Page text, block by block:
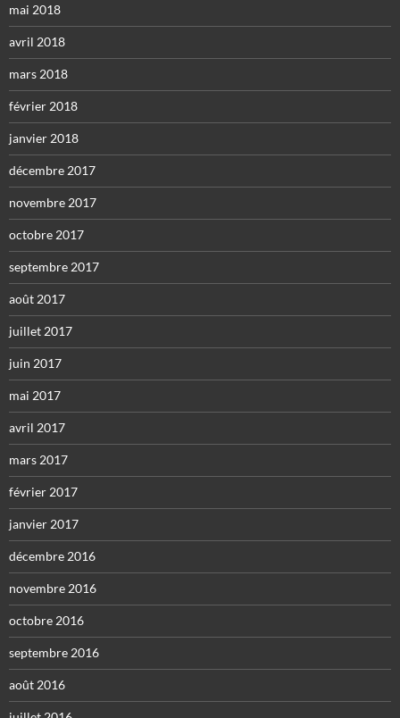
mai 2018
avril 2018
mars 2018
février 2018
janvier 2018
décembre 2017
novembre 2017
octobre 2017
septembre 2017
août 2017
juillet 2017
juin 2017
mai 2017
avril 2017
mars 2017
février 2017
janvier 2017
décembre 2016
novembre 2016
octobre 2016
septembre 2016
août 2016